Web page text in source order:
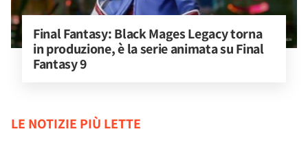
Final Fantasy: Black Mages Legacy torna
in produzione, è la serie animata su Final
Fantasy 9
LE NOTIZIE PIÙ LETTE